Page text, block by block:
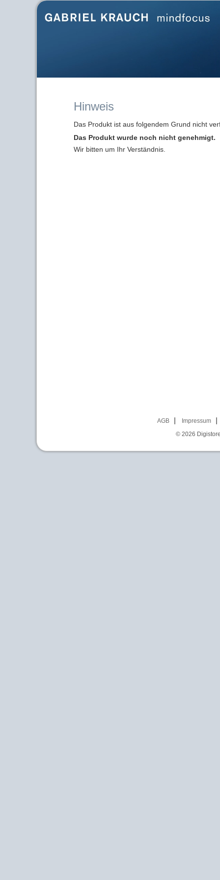
Hinweis
Das Produkt ist aus folgendem Grund nicht
Das Produkt wurde noch nicht genehmigt.
Wir bitten um Ihr Verständnis.
AGB
Impressum
© 2026